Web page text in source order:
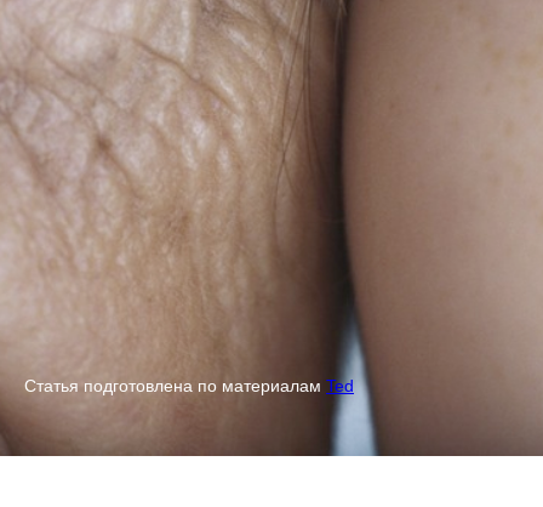
Статья подготовлена по материалам Ted